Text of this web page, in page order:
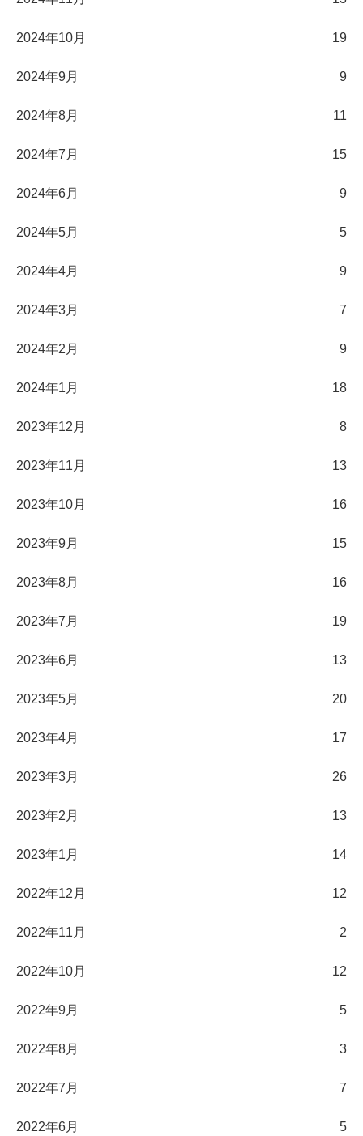
2024年10月 19
2024年9月 9
2024年8月 11
2024年7月 15
2024年6月 9
2024年5月 5
2024年4月 9
2024年3月 7
2024年2月 9
2024年1月 18
2023年12月 8
2023年11月 13
2023年10月 16
2023年9月 15
2023年8月 16
2023年7月 19
2023年6月 13
2023年5月 20
2023年4月 17
2023年3月 26
2023年2月 13
2023年1月 14
2022年12月 12
2022年11月 2
2022年10月 12
2022年9月 5
2022年8月 3
2022年7月 7
2022年6月 5